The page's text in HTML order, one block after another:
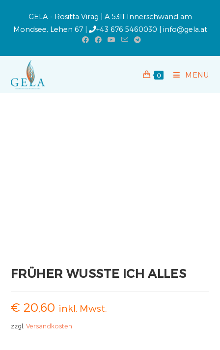
GELA - Rositta Virag | A 5311 Innerschwand am
Mondsee, Lehen 67 |
+43 676 5460030 | info@gela.at
0 MENÜ
FRÜHER WUSSTE ICH ALLES
€ 20,60 inkl. Mwst.
zzgl.Versandkosten